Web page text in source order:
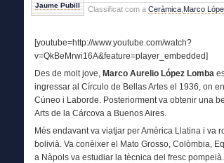
Jaume Pubill Classificat com a Ceràmica Marco
[youtube=http://www.youtube.com/watch?
v=QkBeMrwi16A&feature=player_embedded]
Des de molt jove, Marco Aurelio López Lomba
ingressar al Círculo de Bellas Artes el 1936, on
Cúneo i Laborde. Posteriorment va obtenir una
Arts de la Cárcova a Buenos Aires.
Més endavant va viatjar per Amèrica Llatina i va
bolivià. Va conèixer el Mato Grosso, Colòmbia,
a Nàpols va estudiar la tècnica del fresc